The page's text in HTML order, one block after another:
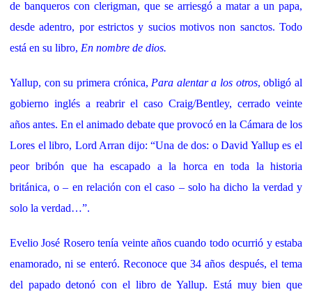
de banqueros con clerigman, que se arriesgó a matar a un papa,
desde adentro, por estrictos y sucios motivos non sanctos. Todo
está en su libro, En nombre de dios.
Yallup, con su primera crónica, Para alentar a los otros, obligó al
gobierno inglés a reabrir el caso Craig/Bentley, cerrado veinte
años antes. En el animado debate que provocó en la Cámara de los
Lores el libro, Lord Arran dijo: “Una de dos: o David Yallup es el
peor bribón que ha escapado a la horca en toda la historia
británica, o – en relación con el caso – solo ha dicho la verdad y
solo la verdad…”.
Evelio José Rosero tenía veinte años cuando todo ocurrió y estaba
enamorado, ni se enteró. Reconoce que 34 años después, el tema
del papado detonó con el libro de Yallup. Está muy bien que